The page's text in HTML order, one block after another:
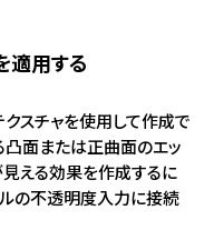
適用する
スチャを使用して作成で
凸面または正曲面のエッ
える効果を作成するに
の不透明度入力に接続